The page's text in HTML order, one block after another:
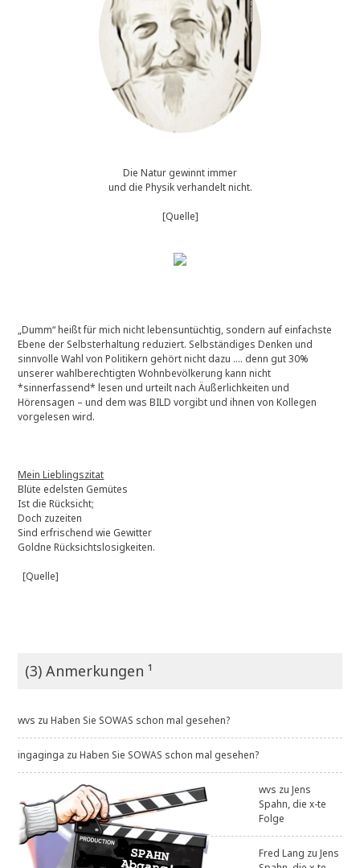
Die Natur gewinnt immer
und die Physik verhandelt nicht.
[Quelle]
„Dumm“ heißt für mich nicht lebensuntüchtig, sondern auf einfachste
Ebene der Selbsterhaltung reduziert. Selbständiges Denken und
sinnvolle Wahl von Politikern gehört nicht dazu …. denn gut 30%
unserer wahlberechtigten Wohnbevölkerung kann nicht
*sinnerfassend* lesen und urteilt nach Äußerlichkeiten und
Hörensagen – und dem was BILD vorgibt und ihnen von Kollegen
vorgelesen wird.
Mein Lieblingszitat
Blüte edelsten Gemütes
Ist die Rücksicht;
Doch zuzeiten
Sind erfrischend wie Gewitter
Goldne Rücksichtslosigkeiten.
[Quelle]
(3) Anmerkungen ¹
wvs zuHaben Sie SOWAS schon mal gesehen?
ingaginga zuHaben Sie SOWAS schon mal gesehen?
wvs zuJens
Spahn, die x-te
Folge
Fred Lang zuJens